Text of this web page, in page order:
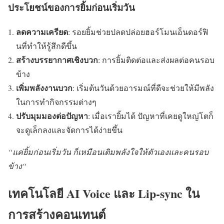
ประโยชน์ของการยิ้มก่อนเริ่มวัน
ลดความเครียด: รอยยิ้มช่วยปลดปล่อยฮอร์โมนเอ็นดอร์ฟิ
นที่ทำให้รู้สึกดีขึ้น
สร้างบรรยากาศเชิงบวก: การยิ้มติดต่อและส่งผลต่อคนรอบ
ข้าง
เพิ่มพลังงานบวก: เริ่มต้นวันด้วยอารมณ์ที่ดีจะช่วยให้มีพลัง
ในการทำกิจกรรมต่างๆ
ปรับมุมมองต่อปัญหา: เมื่อเรายิ้มได้ ปัญหาที่เคยดูใหญ่โตก็
จะดูเล็กลงและจัดการได้ง่ายขึ้น
“แค่ยิ้มก่อนเริ่มวัน ก็เหมือนเติมพลังใจให้ตัวเองและคนรอบ
ข้าง“
เทคโนโลยี AI Voice และ Lip-sync ใน
การสร้างคอนเทนต์